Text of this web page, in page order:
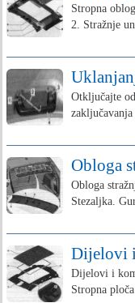
Stropna
2. Stražnje
Otključajte
Obloga
Obloga
Stezaljka.
Dijelovi
Dijelovi i
Stropna